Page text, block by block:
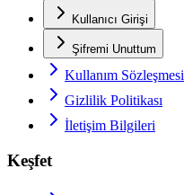
Kullanıcı Girişi
Şifremi Unuttum
Kullanım Sözleşmesi
Gizlilik Politikası
İletişim Bilgileri
Keşfet